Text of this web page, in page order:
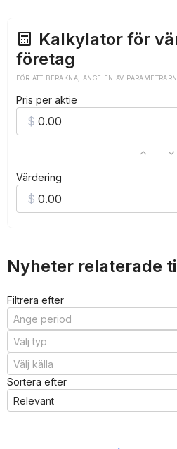
Kalkylator för
företag
FÖR ATT BERÄKNA, ANGE EN AV
Pris per aktie
Värdering
Nyheter relaterade
Filtrera efter
Sortera efter